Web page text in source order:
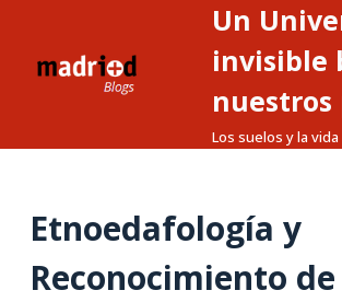
Un
invisible
nuestros
Los suelos y la vida
Etnoedafología y
Reconocimiento de